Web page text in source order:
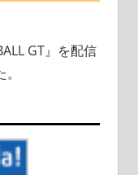
GT』を配信